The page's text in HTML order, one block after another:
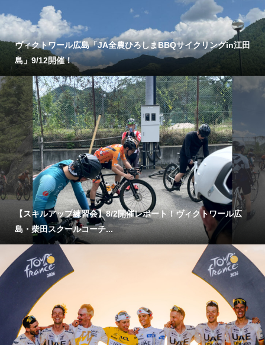
ヴィクトワール広島「JA全農ひろしまBBQサイクリングin江田
島」9/12開催！
【スキルアップ練習会】8/2開催レポート！ヴィクトワール広
島・柴田スクールコーチ...